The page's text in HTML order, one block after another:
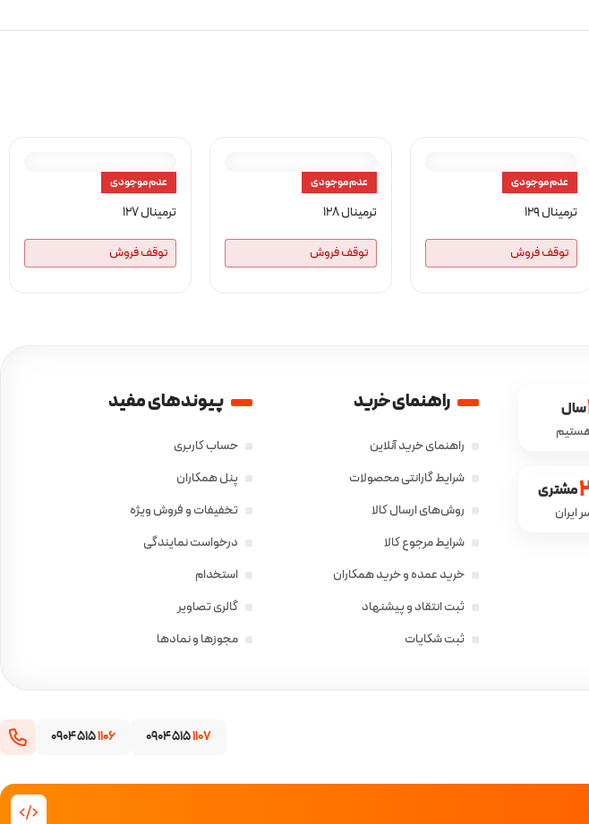
عدم موجودی
ترمینال 129
توقف فروش
عدم موجودی
ترمینال 128
توقف فروش
عدم موجودی
ترمینال 127
توقف فروش
ایران
راهنمای خرید
راهنمای خرید آنلاین
شرایط گارانتی محصولات
روش‌های ارسال کالا
شرایط مرجوع کالا
خرید عمده و خرید همکاران
ثبت انتقاد و پیشنهاد
ثبت شکایات
پیوندهای مفید
حساب کاربری
پنل همکاران
تخفیفات و فروش ویژه
درخواست نمایندگی
استخدام
گالری تصاویر
مجوزها و نمادها
0904 5151106 0904 5151107